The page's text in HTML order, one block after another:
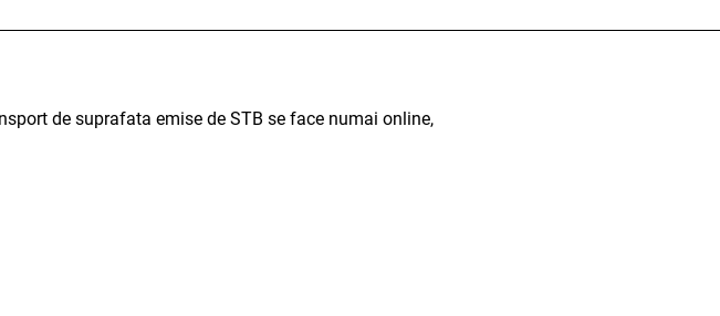
de suprafata emise de STB se face numai online,